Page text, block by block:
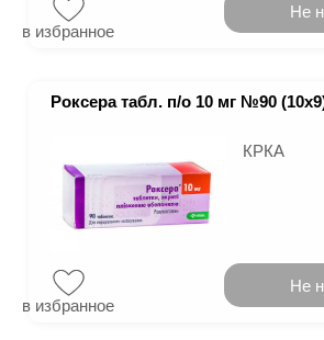
в избранное
Не
Роксера табл. п/о 10 мг №90
КРКА
в избранное
Не